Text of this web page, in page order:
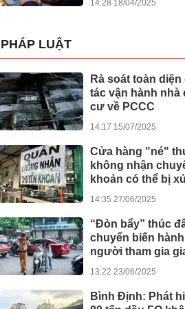
14:28 18/04/2025
PHÁP LUẬT
Rà soát toàn diện
tác vận hành nhà
cư về PCCC
14:17 15/07/2025
Cửa hàng "né"
không nhận
khoản có thể bị
14:35 27/06/2025
“Đòn bẩy” thúc
chuyển biến
người tham gia
13:22 23/06/2025
Bình Định: Phát